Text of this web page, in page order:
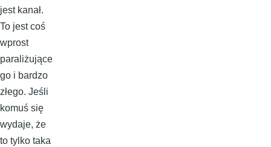
jest kanał.
To jest coś
wprost
paraliżujące
go i bardzo
złego. Jeśli
komuś się
wydaje, że
to tylko taka